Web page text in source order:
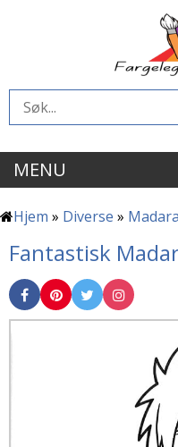
MENU
Hjem » Diverse »
Fantastisk